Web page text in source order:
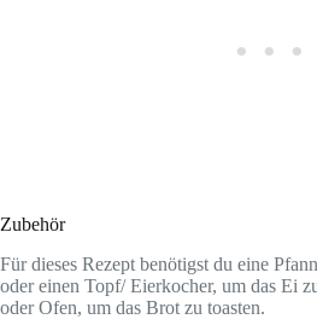
Zubehör
Für dieses Rezept benötigst du eine
oder einen Topf/ Eierkocher, um das Ei
oder Ofen, um das Brot zu toasten.